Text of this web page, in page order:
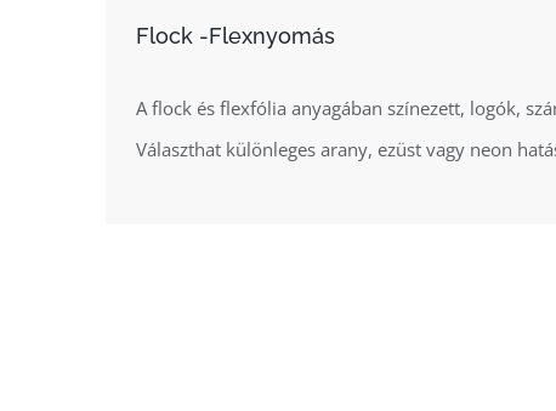
Flock -Flexnyomás
A flock és flexfólia anyagában színezett, logók,
Választhat különleges arany, ezüst vagy neon